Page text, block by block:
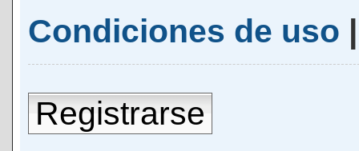
Condiciones de uso
Registrarse